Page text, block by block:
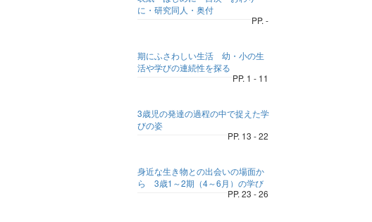
に・研究同人・奥付
PP. -
期にふさわしい生活 幼・小の生
活や学びの連続性を探る
PP. 1 - 11
3歳児の発達の過程の中で捉えた学
びの姿
PP. 13 - 22
身近な生き物との出会いの場面か
ら 3歳1～2期（4～6月）の学び
PP. 23 - 26